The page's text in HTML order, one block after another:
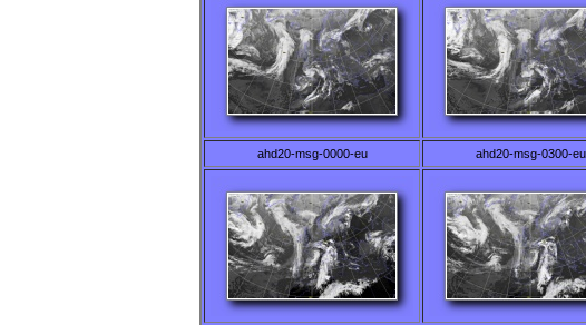
ahd20-msg-0000-eu ahd20-msg-0300-eu